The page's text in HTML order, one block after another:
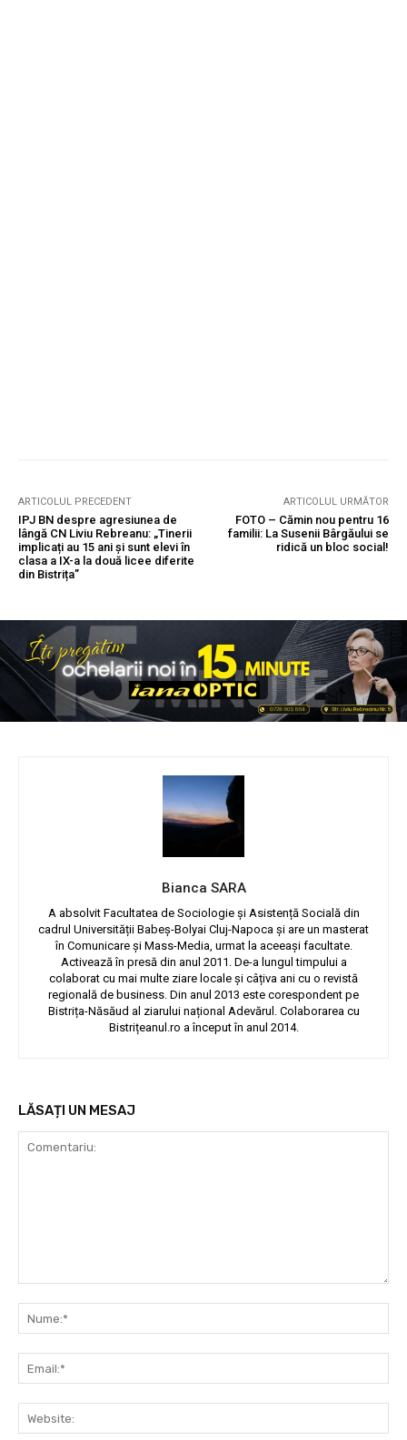
ARTICOLUL PRECEDENT
IPJ BN despre agresiunea de
lângă CN Liviu Rebreanu: „Tinerii
implicați au 15 ani și sunt elevi în
clasa a IX-a la două licee diferite
din Bistrița”
ARTICOLUL URMĂTOR
FOTO – Cămin nou pentru 16
familii: La Susenii Bârgăului se
ridică un bloc social!
Bianca SARA
A absolvit Facultatea de Sociologie și Asistență Socială din
cadrul Universității Babeș-Bolyai Cluj-Napoca și are un masterat
în Comunicare și Mass-Media, urmat la aceeași facultate.
Activează în presă din anul 2011. De-a lungul timpului a
colaborat cu mai multe ziare locale și câțiva ani cu o revistă
regională de business. Din anul 2013 este corespondent pe
Bistrița-Năsăud al ziarului național Adevărul. Colaborarea cu
Bistrițeanul.ro a început în anul 2014.
LĂSAȚI UN MESAJ